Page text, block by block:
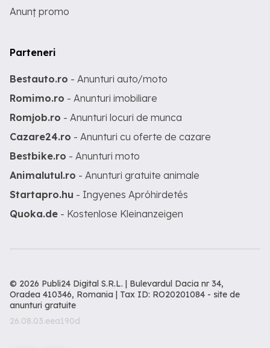
Anunț promo
Parteneri
Bestauto.ro - Anunturi auto/moto
Romimo.ro - Anunturi imobiliare
Romjob.ro - Anunturi locuri de munca
Cazare24.ro - Anunturi cu oferte de cazare
Bestbike.ro - Anunturi moto
Animalutul.ro - Anunturi gratuite animale
Startapro.hu - Ingyenes Apróhirdetés
Quoka.de - Kostenlose Kleinanzeigen
© 2026 Publi24 Digital S.R.L. | Bulevardul Dacia nr 34,
Oradea 410346, Romania | Tax ID: RO20201084 - site de
anunturi gratuite
26.08.03.eea190d